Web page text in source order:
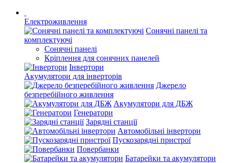
Електроживлення
Сонячні панелі та
комплектуючі
Сонячні панелі
Кріплення для сонячних панелей
Інвертори
Акумулятори для інверторів
Джерело
безперебійного живлення
Акумулятори для ДБЖ
Генератори
Зарядні станції
Автомобільні інвертори
Пускозарядні пристрої
Повербанки
Батарейки та акумулятори